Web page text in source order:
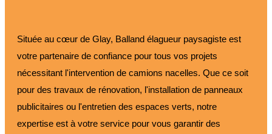
Située au cœur de Glay, Balland élagueur paysagiste est
votre partenaire de confiance pour tous vos projets
nécessitant l'intervention de camions nacelles. Que ce soit
pour des travaux de rénovation, l'installation de panneaux
publicitaires ou l'entretien des espaces verts, notre
expertise est à votre service pour vous garantir des